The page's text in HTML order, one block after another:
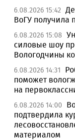
6.08.2026 15:42
ВоГУ получила
6.08.2026 15:08
силовые шоу
Вологодчины
6.08.2026 14:31
поможет
на
6.08.2026 14:00
подтвердила
материалом